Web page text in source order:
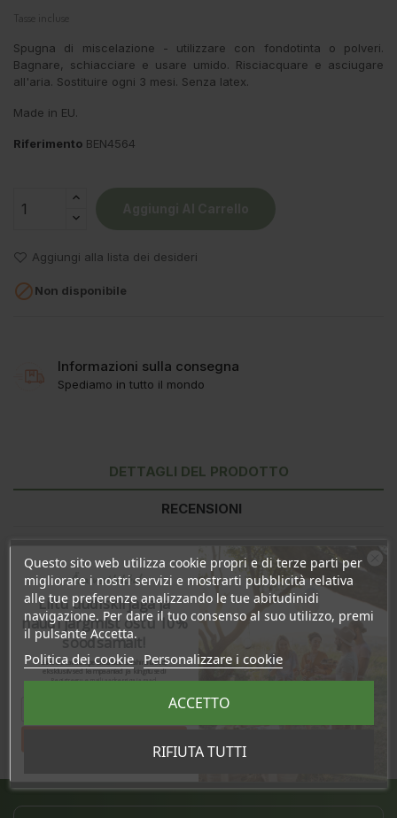
Tasse incluse
Spugna di miscelazione - utilizzare con fondotinta o polveri.
Bagnare, schiacciare e usare umido. Risciacquare e asciugare
all'aria. Sostituire ogni 3 mesi. Senza latex.
Made in EU.
Riferimento BEN4564
Aggiungi alla lista dei desideri
Non disponibile
Informazioni sulla consegna
Spediamo in tutto il mondo
DETTAGLI DEL PRODOTTO
RECENSIONI
Questo sito web utilizza cookie propri e di terze parti per
migliorare i nostri servizi e mostrarti pubblicità relativa
alle tue preferenze analizzando le tue abitudinidi
navigazione. Per dare il tuo consenso al suo utilizzo, premi
il pulsante Accetta.
Politica dei cookie Personalizzare i cookie
RIFIUTA TUTTI
ACCETTO
Ära veel lahku!
Liitu uudiskirjaga ja
naudi järgmist ostu 10%
soodsamalt!
Sind ootavad spetsiaalsed allahindlused,
eksklusiivsed kampaaniad ja kingitused!
Registreeru e-maili aadressiga ja saad